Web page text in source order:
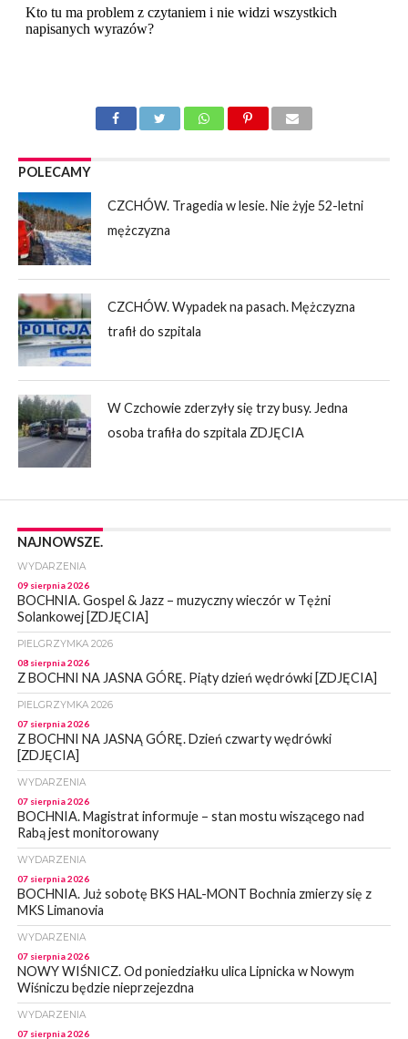
POLECAMY
CZCHÓW. Tragedia w lesie. Nie żyje 52-letni
mężczyzna
CZCHÓW. Wypadek na pasach. Mężczyzna
trafił do szpitala
W Czchowie zderzyły się trzy busy. Jedna
osoba trafiła do szpitala ZDJĘCIA
NAJNOWSZE.
WYDARZENIA
09 sierpnia 2026
BOCHNIA. Gospel & Jazz – muzyczny wieczór w Tężni
Solankowej [ZDJĘCIA]
PIELGRZYMKA 2026
08 sierpnia 2026
Z BOCHNI NA JASNA GÓRĘ. Piąty dzień wędrówki [ZDJĘCIA]
PIELGRZYMKA 2026
07 sierpnia 2026
Z BOCHNI NA JASNĄ GÓRĘ. Dzień czwarty wędrówki
[ZDJĘCIA]
WYDARZENIA
07 sierpnia 2026
BOCHNIA. Magistrat informuje – stan mostu wiszącego nad
Rabą jest monitorowany
WYDARZENIA
07 sierpnia 2026
BOCHNIA. Już sobotę BKS HAL-MONT Bochnia zmierzy się z
MKS Limanovia
WYDARZENIA
07 sierpnia 2026
NOWY WIŚNICZ. Od poniedziałku ulica Lipnicka w Nowym
Wiśniczu będzie nieprzejezdna
WYDARZENIA
07 sierpnia 2026